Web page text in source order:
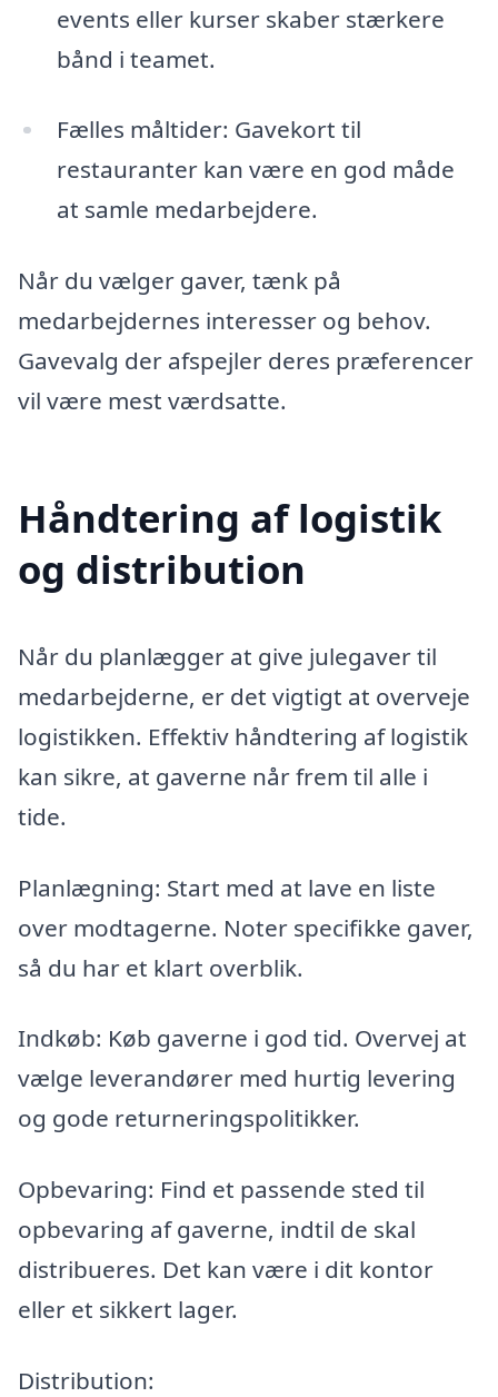
events eller kurser skaber stærkere
bånd i teamet.
Fælles måltider: Gavekort til
restauranter kan være en god måde
at samle medarbejdere.
Når du vælger gaver, tænk på
medarbejdernes interesser og behov.
Gavevalg der afspejler deres præferencer
vil være mest værdsatte.
Håndtering af logistik
og distribution
Når du planlægger at give julegaver til
medarbejderne, er det vigtigt at overveje
logistikken. Effektiv håndtering af logistik
kan sikre, at gaverne når frem til alle i
tide.
Planlægning: Start med at lave en liste
over modtagerne. Noter specifikke gaver,
så du har et klart overblik.
Indkøb: Køb gaverne i god tid. Overvej at
vælge leverandører med hurtig levering
og gode returneringspolitikker.
Opbevaring: Find et passende sted til
opbevaring af gaverne, indtil de skal
distribueres. Det kan være i dit kontor
eller et sikkert lager.
Distribution: